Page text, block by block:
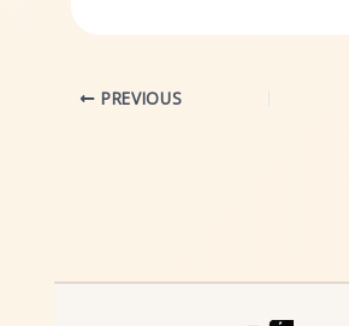
PREVIOUS